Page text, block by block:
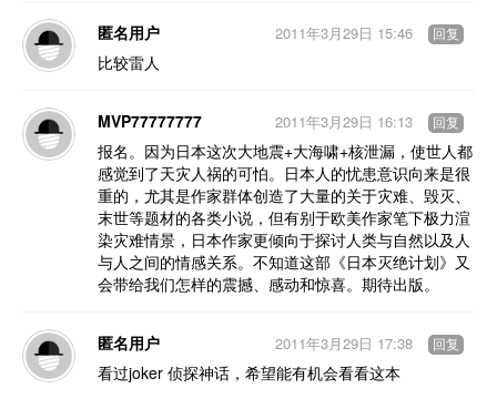
匿名用户
比较雷人
2011年3月29日 15:46 回复
MVP77777777
报名。因为日本这次大地震+大海啸+核泄漏，使世人都
感觉到了天灾人祸的可怕。日本人的忧患意识向来是很
重的，尤其是作家群体创造了大量的关于灾难、毁灭、
末世等题材的各类小说，但有别于欧美作家笔下极力渲
染灾难情景，日本作家更倾向于探讨人类与自然以及人
与人之间的情感关系。不知道这部《日本灭绝计划》又
会带给我们怎样的震撼、感动和惊喜。期待出版。
2011年3月29日 16:13 回复
匿名用户
看过joker 侦探神话，希望能有机会看看这本
2011年3月29日 17:38 回复